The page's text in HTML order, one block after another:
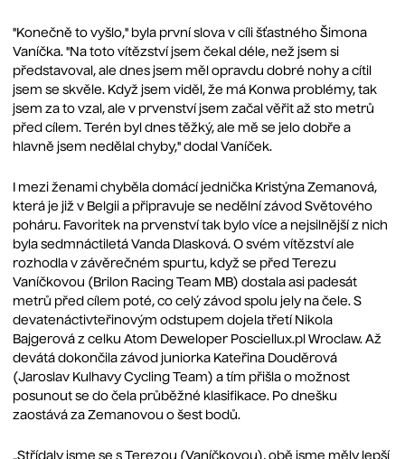
"Konečně to vyšlo," byla první slova v cíli šťastného Šimona
Vaníčka. "Na toto vítězství jsem čekal déle, než jsem si
představoval, ale dnes jsem měl opravdu dobré nohy a cítil
jsem se skvěle. Když jsem viděl, že má Konwa problémy, tak
jsem za to vzal, ale v prvenství jsem začal věřit až sto metrů
před cílem. Terén byl dnes těžký, ale mě se jelo dobře a
hlavně jsem nedělal chyby," dodal Vaníček.
I mezi ženami chyběla domácí jednička Kristýna Zemanová,
která je již v Belgii a připravuje se nedělní závod Světového
poháru. Favoritek na prvenství tak bylo více a nejsilnější z nich
byla sedmnáctiletá Vanda Dlasková. O svém vítězství ale
rozhodla v závěrečném spurtu, když se před Terezu
Vaníčkovou (Brilon Racing Team MB) dostala asi padesát
metrů před cílem poté, co celý závod spolu jely na čele. S
devatenáctivteřinovým odstupem dojela třetí Nikola
Bajgerová z celku Atom Deweloper Posciellux.pl Wroclaw. Až
devátá dokončila závod juniorka Kateřina Douděrová
(Jaroslav Kulhavy Cycling Team) a tím přišla o možnost
posunout se do čela průběžné klasifikace. Po dnešku
zaostává za Zemanovou o šest bodů.
„Střídaly jsme se s Terezou (Vaníčkovou), obě jsme měly lepší